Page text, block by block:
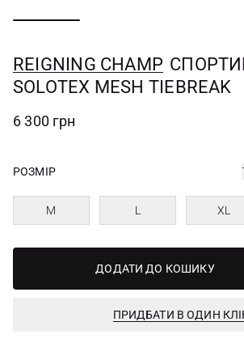
REIGNING CHAMP
SOLOTEX MESH TIEBREAK
6 300 грн
РОЗМІР
M L XL
ДОДАТИ ДО КОШИКУ
ПРИДБАТИ В ОДИН